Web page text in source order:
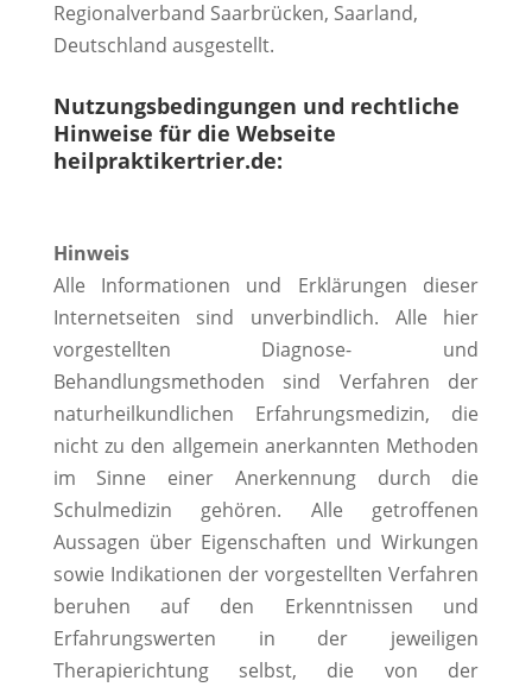
Regionalverband Saarbrücken, Saarland,
Deutschland ausgestellt.
Nutzungsbedingungen und rechtliche
Hinweise für die Webseite
heilpraktikertrier.de:
Hinweis
Alle Informationen und Erklärungen dieser
Internetseiten sind unverbindlich. Alle hier
vorgestellten Diagnose- und
Behandlungsmethoden sind Verfahren der
naturheilkundlichen Erfahrungsmedizin, die
nicht zu den allgemein anerkannten Methoden
im Sinne einer Anerkennung durch die
Schulmedizin gehören. Alle getroffenen
Aussagen über Eigenschaften und Wirkungen
sowie Indikationen der vorgestellten Verfahren
beruhen auf den Erkenntnissen und
Erfahrungswerten in der jeweiligen
Therapierichtung selbst, die von der